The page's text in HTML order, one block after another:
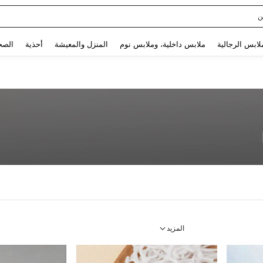
الرجالية ملابس داخلية، وملابس نوم المنزل والمعيشة أحذية
المزيد